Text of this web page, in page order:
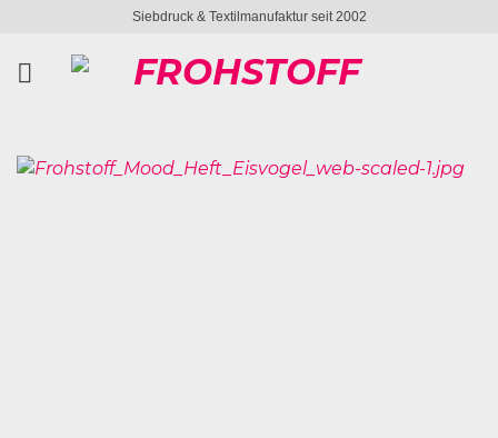
springen
Siebdruck & Textilmanufaktur seit 2002